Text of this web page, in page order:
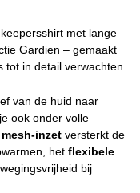
met lange
Gardien – gemaakt
in detail verwachten.
van de huid naar
ook onder volle
mesh-inzet versterkt de
het flexibele
bij